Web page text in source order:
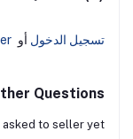
تسجيل الدخول أو
Questions
asked to seller yet